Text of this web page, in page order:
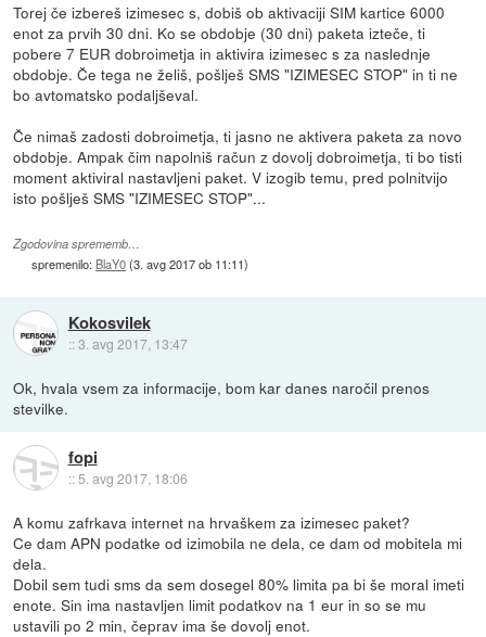
Torej če izbereš izimesec s, dobiš ob aktivaciji SIM kartice 6000
enot za prvih 30 dni. Ko se obdobje (30 dni) paketa izteče, ti
pobere 7 EUR dobroimetja in aktivira izimesec s za naslednje
obdobje. Če tega ne želiš, pošlješ SMS "IZIMESEC STOP" in ti ne
bo avtomatsko podaljševal.
Če nimaš zadosti dobroimetja, ti jasno ne aktivera paketa za novo
obdobje. Ampak čim napolniš račun z dovolj dobroimetja, ti bo tisti
moment aktiviral nastavljeni paket. V izogib temu, pred polnitvijo
isto pošlješ SMS "IZIMESEC STOP"...
Zgodovina sprememb…
spremenilo: BlaY0(3. avg 2017 ob 11:11)
Kokosvilek
::3. avg 2017, 13:47
Ok, hvala vsem za informacije, bom kar danes naročil prenos
stevilke.
fopi
::5. avg 2017, 18:06
A komu zafrkava internet na hrvaškem za izimesec paket?
Ce dam APN podatke od izimobila ne dela, ce dam od mobitela mi
dela.
Dobil sem tudi sms da sem dosegel 80% limita pa bi še moral imeti
enote. Sin ima nastavljen limit podatkov na 1 eur in so se mu
ustavili po 2 min, čeprav ima še dovolj enot.